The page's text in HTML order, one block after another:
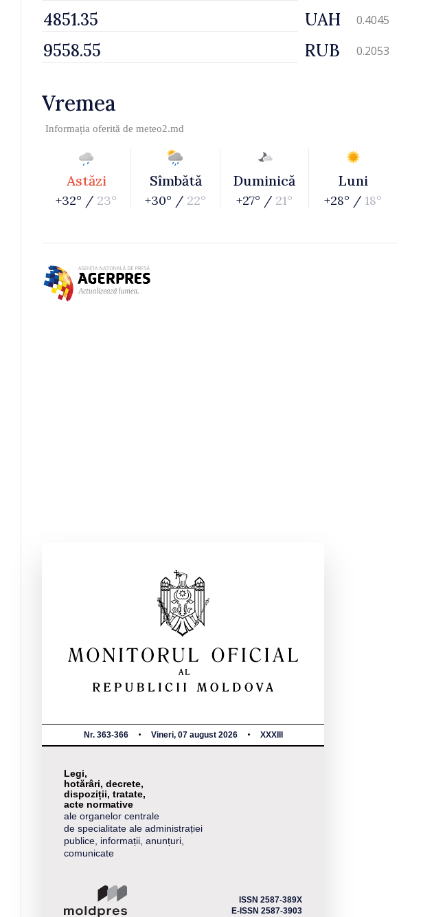
UAH 0.4045
RUB 0.2053
Vremea
Informația oferită de meteo2.md
Astăzi
+32° / 23°
Sîmbătă
+30° / 22°
Duminică
+27° / 21°
Luni
+28° / 18°
Nr. 363-366 Vineri, 07 august 2026 XXXIII
Legi,
hotărâri, decrete,
dispoziții, tratate,
acte normative
ale organelor centrale
de specialitate ale administrației
publice, informații, anunțuri,
comunicate
ISSN 2587-389X
E-ISSN 2587-3903